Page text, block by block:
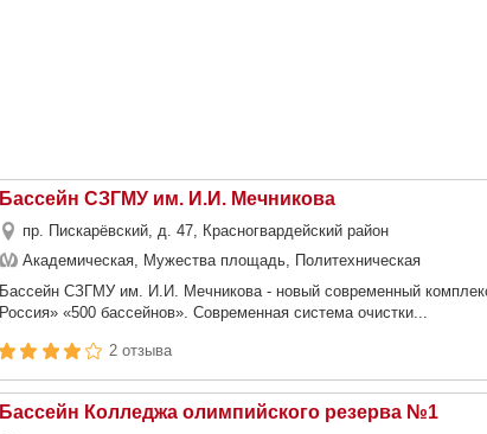
Бассейн СЗГМУ им. И.И. Мечникова
пр. Пискарёвский, д. 47, Красногвардейский район
Академическая, Мужества площадь, Политехническая
Бассейн СЗГМУ им. И.И. Мечникова - новый современный
Россия» «500 бассейнов». Современная система очистки...
2 отзыва
Бассейн Колледжа олимпийского резерва №1